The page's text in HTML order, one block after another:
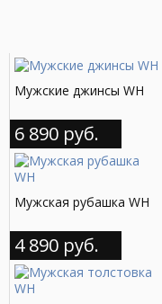
Мужские джинсы WH
6 890 руб.
Мужская рубашка WH
4 890 руб.